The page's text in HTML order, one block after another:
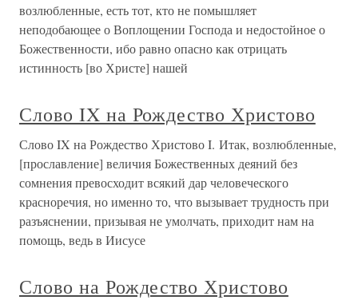
возлюбленные, есть тот, кто не помышляет
неподобающее о Воплощении Господа и недостойное о
Божественности, ибо равно опасно как отрицать
истинность [во Христе] нашей
Слово IX на Рождество Христово
Слово IX на Рождество Христово I. Итак, возлюбленные,
[прославление] величия Божественных деяний без
сомнения превосходит всякий дар человеческого
красноречия, но именно то, что вызывает трудность при
разъяснении, призывая не умолчать, приходит нам на
помощь, ведь в Иисусе
Слово на Рождество Христово